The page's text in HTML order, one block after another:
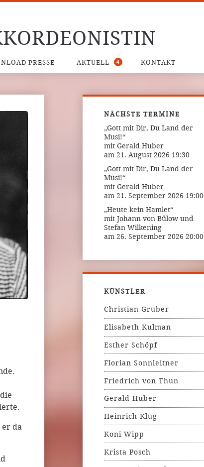
PRESSE AKTUELL 4 KONTAKT
er da
NÄCHSTE TERMINE
„Gott mit Dir, Du Land der
Musi!“
mit Gerald Huber
am 21. August 2026 19:30
„Gott mit Dir, Du Land der
Musi!“
mit Gerald Huber
am 21. September 2026 19:00
„Heute kein Hamlet“
mit Johann von Bülow und
Stefan Wilkening
am 26. September 2026 20:00
KÜNSTLER
Christian Gruber
Elisabeth Kulman
Esther Schöpf
Florian Sonnleitner
Friedrich von Thun
Gerald Huber
Heinrich Klug
Koni Wipp
Krista Posch